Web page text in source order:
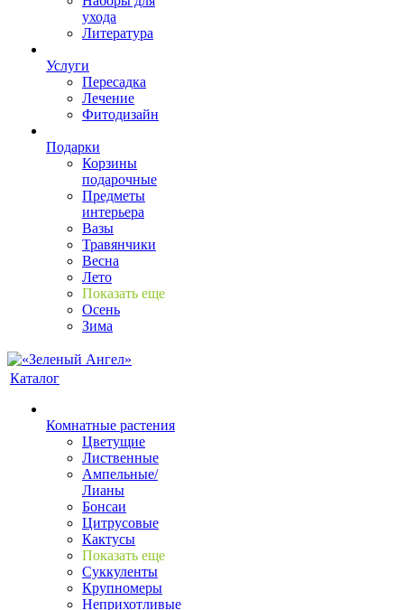
ухода
Литература
Услуги
Пересадка
Лечение
Фитодизайн
Подарки
Корзины
подарочные
Предметы
интерьера
Вазы
Травянчики
Весна
Лето
Показать еще
Осень
Зима
Каталог
Комнатные растения
Цветущие
Лиственные
Ампельные/
Лианы
Бонсаи
Цитрусовые
Кактусы
Показать еще
Суккуленты
Крупномеры
Неприхотливые